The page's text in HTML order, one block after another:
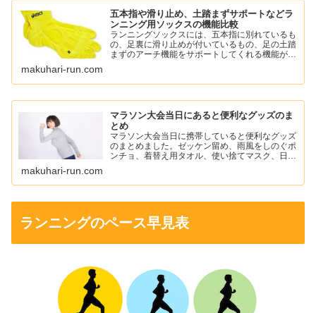
五本指や滑り止め、土踏まずサポートなどラ
ンニング用ソックスの機能比較
ランニングソックスには、五本指に別れているも
の、足裏に滑り止めが付いているもの、足の土踏
まずのアーチ機能をサポートしてくれる機能がつ
を楽しみましょう。
makuhari-run.com
マラソン大会当日にあると便利なグッズのま
とめ
マラソン大会当日に携帯していると便利なグッズ
のまとめました。ゼッケン留め、雨風をしのぐポ
ンチョ、着替え用タオル、使い捨てマスク、日焼
makuhari-run.com
ランニングのペース早見表